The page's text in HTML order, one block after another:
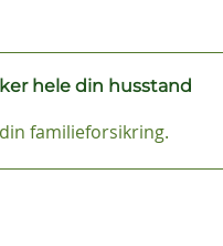
hele din husstand
familieforsikring.